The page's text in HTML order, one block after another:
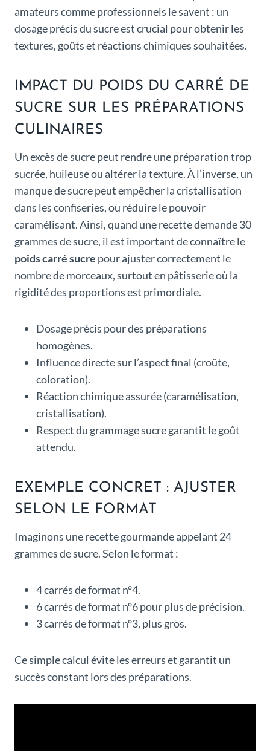
amateurs comme professionnels le savent : un
dosage précis du sucre est crucial pour obtenir les
textures, goûts et réactions chimiques souhaitées.
IMPACT DU POIDS DU CARRÉ DE
SUCRE SUR LES PRÉPARATIONS
CULINAIRES
Un excès de sucre peut rendre une préparation trop
sucrée, huileuse ou altérer la texture. À l’inverse, un
manque de sucre peut empêcher la cristallisation
dans les confiseries, ou réduire le pouvoir
caramélisant. Ainsi, quand une recette demande 30
grammes de sucre, il est important de connaître le
poids carré sucre pour ajuster correctement le
nombre de morceaux, surtout en pâtisserie où la
rigidité des proportions est primordiale.
Dosage précis pour des préparations
homogènes.
Influence directe sur l’aspect final (croûte,
coloration).
Réaction chimique assurée (caramélisation,
cristallisation).
Respect du grammage sucre garantit le goût
attendu.
EXEMPLE CONCRET : AJUSTER
SELON LE FORMAT
Imaginons une recette gourmande appelant 24
grammes de sucre. Selon le format :
4 carrés de format n°4.
6 carrés de format n°6 pour plus de précision.
3 carrés de format n°3, plus gros.
Ce simple calcul évite les erreurs et garantit un
succès constant lors des préparations.